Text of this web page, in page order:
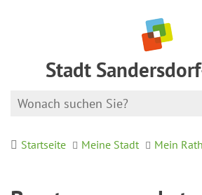
Stadt
Startseite Meine Stadt Mein